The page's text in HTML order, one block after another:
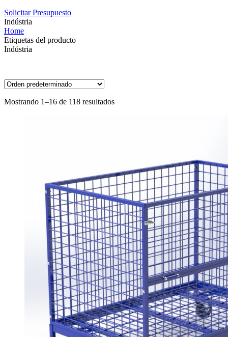
Solicitar Presupuesto
Indústria
Home
Etiquetas del producto
Indústria
Mostrando 1–16 de 118 resultados